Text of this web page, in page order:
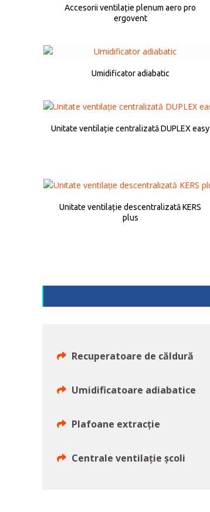
Accesorii ventilație plenum aero pro
ergovent
Umidificator adiabatic
Unitate ventilație centralizată DUPLEX easy
Unitate ventilație descentralizată KERS
plus
Recuperatoare de căldură
Umidificatoare adiabatice
Plafoane extracție
Centrale ventilație școli